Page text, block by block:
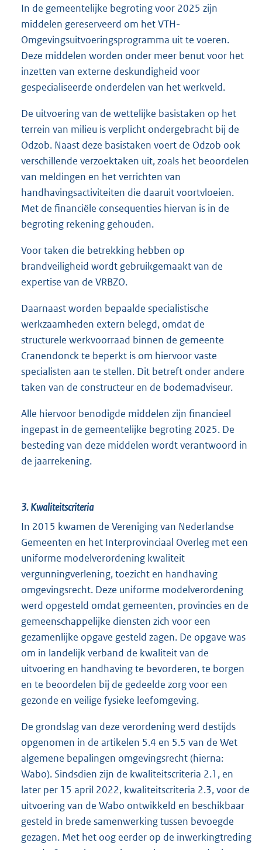
In de gemeentelijke begroting voor 2025 zijn
middelen gereserveerd om het VTH-
Omgevingsuitvoeringsprogramma uit te voeren.
Deze middelen worden onder meer benut voor het
inzetten van externe deskundigheid voor
gespecialiseerde onderdelen van het werkveld.
De uitvoering van de wettelijke basistaken op het
terrein van milieu is verplicht ondergebracht bij de
Odzob. Naast deze basistaken voert de Odzob ook
verschillende verzoektaken uit, zoals het beoordelen
van meldingen en het verrichten van
handhavingsactiviteiten die daaruit voortvloeien.
Met de financiële consequenties hiervan is in de
begroting rekening gehouden.
Voor taken die betrekking hebben op
brandveiligheid wordt gebruikgemaakt van de
expertise van de VRBZO.
Daarnaast worden bepaalde specialistische
werkzaamheden extern belegd, omdat de
structurele werkvoorraad binnen de gemeente
Cranendonck te beperkt is om hiervoor vaste
specialisten aan te stellen. Dit betreft onder andere
taken van de constructeur en de bodemadviseur.
Alle hiervoor benodigde middelen zijn financieel
ingepast in de gemeentelijke begroting 2025. De
besteding van deze middelen wordt verantwoord in
de jaarrekening.
3.Kwaliteitscriteria
In 2015 kwamen de Vereniging van Nederlandse
Gemeenten en het Interprovinciaal Overleg met een
uniforme modelverordening kwaliteit
vergunningverlening, toezicht en handhaving
omgevingsrecht. Deze uniforme modelverordening
werd opgesteld omdat gemeenten, provincies en de
gemeenschappelijke diensten zich voor een
gezamenlijke opgave gesteld zagen. De opgave was
om in landelijk verband de kwaliteit van de
uitvoering en handhaving te bevorderen, te borgen
en te beoordelen bij de gedeelde zorg voor een
gezonde en veilige fysieke leefomgeving.
De grondslag van deze verordening werd destijds
opgenomen in de artikelen 5.4 en 5.5 van de Wet
algemene bepalingen omgevingsrecht (hierna:
Wabo). Sindsdien zijn de kwaliteitscriteria 2.1, en
later per 15 april 2022, kwaliteitscriteria 2.3, voor de
uitvoering van de Wabo ontwikkeld en beschikbaar
gesteld in brede samenwerking tussen bevoegde
gezagen. Met het oog eerder op de inwerkingtreding